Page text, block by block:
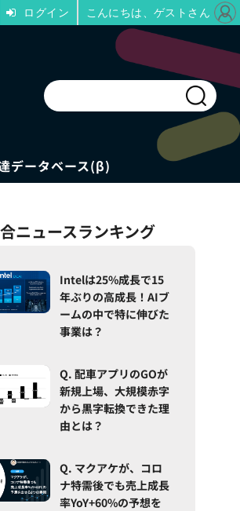
データベース(β)
ニュースランキング
Intelは25%成長で15
年ぶりの高成長！AIブ
ームの中で特に伸びた
事業は？
Q. 配車アプリのGOが
新規上場、大規模赤字
から黒字転換できた理
由とは？
Q. マクアケが、コロ
ナ特需後でも売上成長
率YoY+60%の予想を
ログイン こんにちは、ゲストさん